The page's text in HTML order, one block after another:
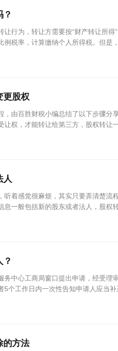
让行为，转让方需要按“财产转让所
例税率，计算缴纳个人所得税。但是
更股权
，由百胜财税小编总结了以下步骤
让权，才能转让给第三方，股权转让
人
听着感觉很麻烦，其实只要弄清楚
息一般包括新的股东或者法人，股权
务中心工商局窗口提出申请，经受
5个工作日内一次性告知申请人应当
的方法